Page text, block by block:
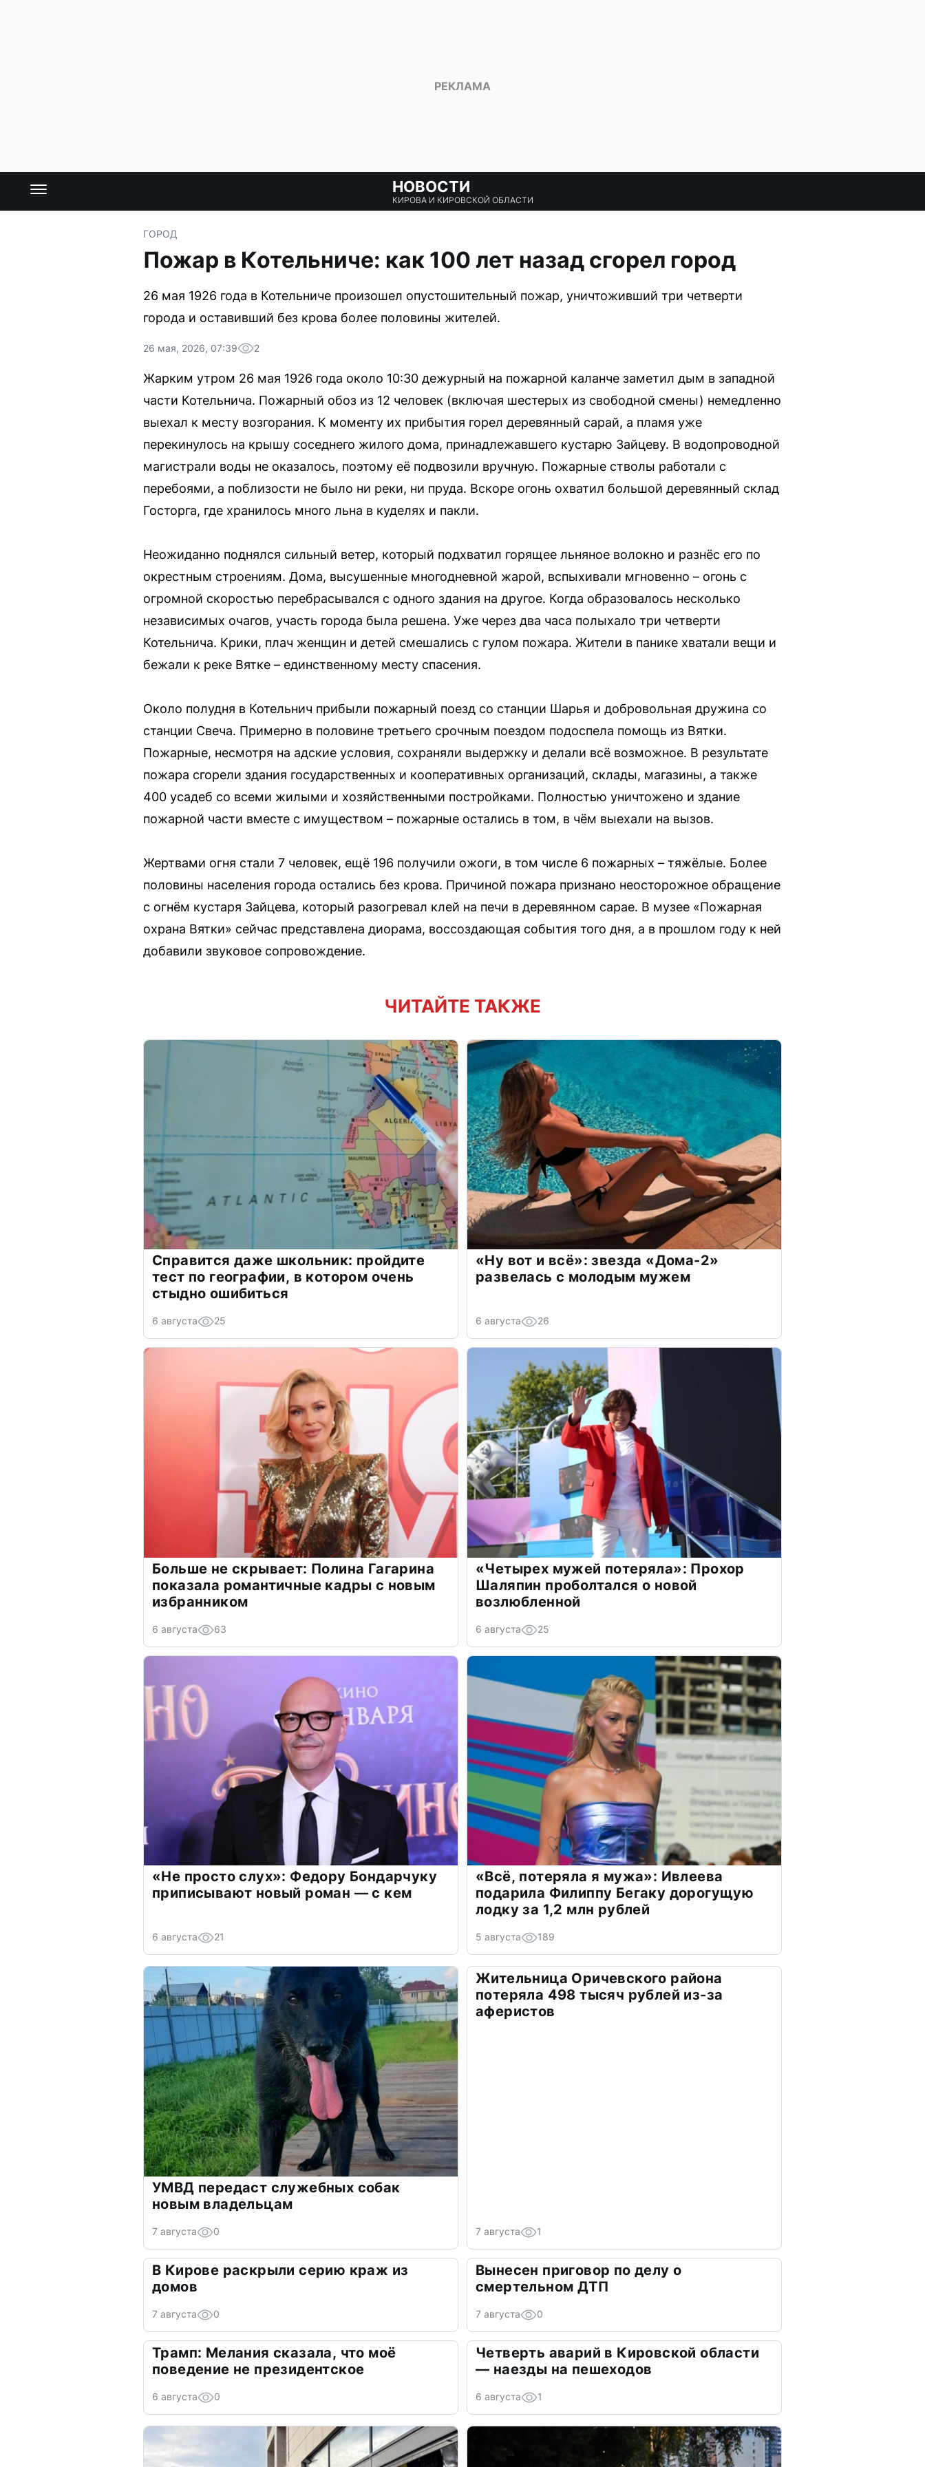
НОВОСТИ
КИРОВА И КИРОВСКОЙ ОБЛАСТИ
ГОРОД
Пожар в Котельниче: как 100 лет назад сгорел город
26 мая 1926 года в Котельниче произошел опустошительный пожар, уничтоживший три четверти
города и оставивший без крова более половины жителей.
26 мая, 2026, 07:39 2
Жарким утром 26 мая 1926 года около 10:30 дежурный на пожарной каланче заметил дым в западной
части Котельнича. Пожарный обоз из 12 человек (включая шестерых из свободной смены) немедленно
выехал к месту возгорания. К моменту их прибытия горел деревянный сарай, а пламя уже
перекинулось на крышу соседнего жилого дома, принадлежавшего кустарю Зайцеву. В водопроводной
магистрали воды не оказалось, поэтому её подвозили вручную. Пожарные стволы работали с
перебоями, а поблизости не было ни реки, ни пруда. Вскоре огонь охватил большой деревянный склад
Госторга, где хранилось много льна в куделях и пакли.
Неожиданно поднялся сильный ветер, который подхватил горящее льняное волокно и разнёс его по
окрестным строениям. Дома, высушенные многодневной жарой, вспыхивали мгновенно – огонь с
огромной скоростью перебрасывался с одного здания на другое. Когда образовалось несколько
независимых очагов, участь города была решена. Уже через два часа полыхало три четверти
Котельнича. Крики, плач женщин и детей смешались с гулом пожара. Жители в панике хватали вещи и
бежали к реке Вятке – единственному месту спасения.
Около полудня в Котельнич прибыли пожарный поезд со станции Шарья и добровольная дружина со
станции Свеча. Примерно в половине третьего срочным поездом подоспела помощь из Вятки.
Пожарные, несмотря на адские условия, сохраняли выдержку и делали всё возможное. В результате
пожара сгорели здания государственных и кооперативных организаций, склады, магазины, а также
400 усадеб со всеми жилыми и хозяйственными постройками. Полностью уничтожено и здание
пожарной части вместе с имуществом – пожарные остались в том, в чём выехали на вызов.
Жертвами огня стали 7 человек, ещё 196 получили ожоги, в том числе 6 пожарных – тяжёлые. Более
половины населения города остались без крова. Причиной пожара признано неосторожное обращение
с огнём кустаря Зайцева, который разогревал клей на печи в деревянном сарае. В музее «Пожарная
охрана Вятки» сейчас представлена диорама, воссоздающая события того дня, а в прошлом году к ней
добавили звуковое сопровождение.
ЧИТАЙТЕ ТАКЖЕ
Справится даже школьник: пройдите
тест по географии, в котором очень
стыдно ошибиться
6 августа 25
«Ну вот и всё»: звезда «Дома-2»
развелась с молодым мужем
6 августа 26
Больше не скрывает: Полина Гагарина
показала романтичные кадры с новым
избранником
6 августа 63
«Четырех мужей потеряла»: Прохор
Шаляпин проболтался о новой
возлюбленной
6 августа 25
«Не просто слух»: Федору Бондарчуку
приписывают новый роман — с кем
6 августа 21
«Всё, потеряла я мужа»: Ивлеева
подарила Филиппу Бегаку дорогущую
лодку за 1,2 млн рублей
5 августа 189
УМВД передаст служебных собак
новым владельцам
7 августа 0
Жительница Оричевского района
потеряла 498 тысяч рублей из-за
аферистов
7 августа 1
В Кирове раскрыли серию краж из
домов
7 августа 0
Вынесен приговор по делу о
смертельном ДТП
7 августа 0
Трамп: Мелания сказала, что моё
поведение не президентское
6 августа 0
Четверть аварий в Кировской области
— наезды на пешеходов
6 августа 1